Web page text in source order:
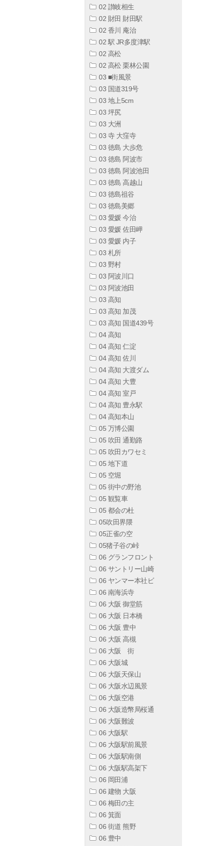
02 讃岐相生
02 財田 財田駅
02 香川 庵治
02 駅 JR多度津駅
02 高松
02 高松 栗林公園
03 ■街風景
03 国道319号
03 地上5cm
03 坪尻
03 大洲
03 寺 大窪寺
03 徳島 大歩危
03 徳島 阿波市
03 徳島 阿波池田
03 徳島 高越山
03 徳島祖谷
03 徳島美郷
03 愛媛 今治
03 愛媛 佐田岬
03 愛媛 内子
03 札所
03 野村
03 阿波川口
03 阿波池田
03 高知
03 高知 加茂
03 高知 国道439号
04 高知
04 高知 仁淀
04 高知 佐川
04 高知 大渡ダム
04 高知 大豊
04 高知 室戸
04 高知 豊永駅
04 高知本山
05 万博公園
05 吹田 通勤路
05 吹田カワセミ
05 地下道
05 空堀
05 街中の野池
05 観覧車
05 都会の杜
05吹田界隈
05正雀の空
05猪子谷の峠
06 グランフロント
06 サントリー山崎
06 ヤンマー本社ビ
06 南海浜寺
06 大阪 御堂筋
06 大阪 日本橋
06 大阪 豊中
06 大阪 高槻
06 大阪 街
06 大阪城
06 大阪天保山
06 大阪水辺風景
06 大阪空港
06 大阪造幣局桜通
06 大阪難波
06 大阪駅
06 大阪駅前風景
06 大阪駅南側
06 大阪駅高架下
06 岡田浦
06 建物 大阪
06 梅田の主
06 箕面
06 街道 熊野
06 豊中